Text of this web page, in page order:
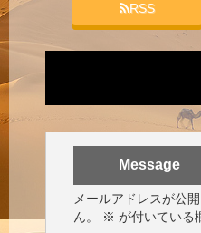
RSS
Message
メールアドレスが公
ん。
※ が付いている